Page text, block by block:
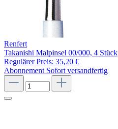
Renfert
Takanishi Malpinsel 00/000, 4 Stück
Regulärer Preis: 35,20 €
Abonnement Sofort versandfertig